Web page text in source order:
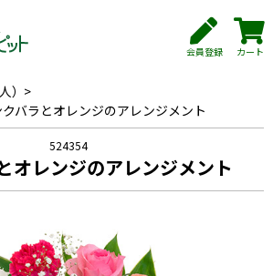
会員登録 カート
） >
クバラとオレンジのアレンジメント
524354
オレンジのアレンジメント